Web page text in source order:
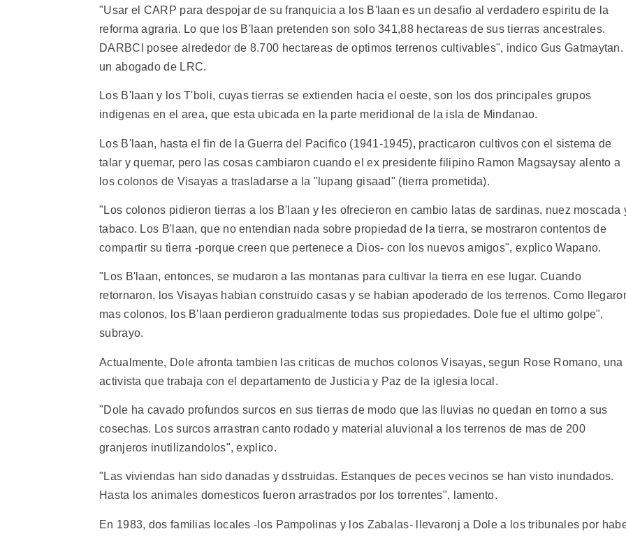
"Usar el CARP para despojar de su franquicia a los B'laan es un desafio al verdadero espiritu de la
reforma agraria. Lo que los B'laan pretenden son solo 341,88 hectareas de sus tierras ancestrales.
DARBCI posee alrededor de 8.700 hectareas de optimos terrenos cultivables", indico Gus Gatmaytan.
un abogado de LRC.
Los B'laan y los T'boli, cuyas tierras se extienden hacia el oeste, son los dos principales grupos
indigenas en el area, que esta ubicada en la parte meridional de la isla de Mindanao.
Los B'laan, hasta el fin de la Guerra del Pacifico (1941-1945), practicaron cultivos con el sistema de
talar y quemar, pero las cosas cambiaron cuando el ex presidente filipino Ramon Magsaysay alento a
los colonos de Visayas a trasladarse a la "lupang gisaad" (tierra prometida).
"Los colonos pidieron tierras a los B'laan y les ofrecieron en cambio latas de sardinas, nuez moscada
tabaco. Los B'laan, que no entendian nada sobre propiedad de la tierra, se mostraron contentos de
compartir su tierra -porque creen que pertenece a Dios- con los nuevos amigos", explico Wapano.
"Los B'laan, entonces, se mudaron a las montanas para cultivar la tierra en ese lugar. Cuando
retornaron, los Visayas habian construido casas y se habian apoderado de los terrenos. Como
mas colonos, los B'laan perdieron gradualmente todas sus propiedades. Dole fue el ultimo golpe",
subrayo.
Actualmente, Dole afronta tambien las criticas de muchos colonos Visayas, segun Rose Romano, una
activista que trabaja con el departamento de Justicia y Paz de la iglesia local.
"Dole ha cavado profundos surcos en sus tierras de modo que las lluvias no quedan en torno a sus
cosechas. Los surcos arrastran canto rodado y material aluvional a los terrenos de mas de 200
granjeros inutilizandolos", explico.
"Las viviendas han sido danadas y dsstruidas. Estanques de peces vecinos se han visto inundados.
Hasta los animales domesticos fueron arrastrados por los torrentes", lamento.
En 1983, dos familias locales -los Pampolinas y los Zabalas- llevaronj a Dole a los tribunales por